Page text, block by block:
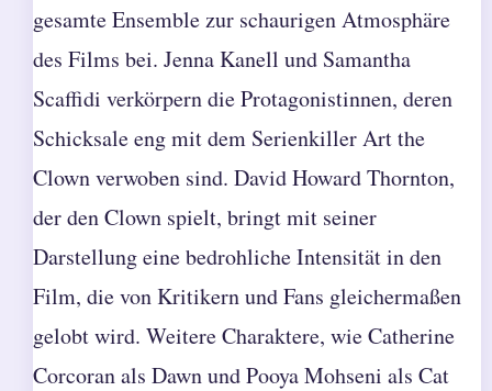
gesamte Ensemble zur schaurigen Atmosphäre
des Films bei. Jenna Kanell und Samantha
Scaffidi verkörpern die Protagonistinnen, deren
Schicksale eng mit dem Serienkiller Art the
Clown verwoben sind. David Howard Thornton,
der den Clown spielt, bringt mit seiner
Darstellung eine bedrohliche Intensität in den
Film, die von Kritikern und Fans gleichermaßen
gelobt wird. Weitere Charaktere, wie Catherine
Corcoran als Dawn und Pooya Mohseni als Cat